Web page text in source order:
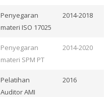
Penyegaran
materi ISO 17025
2014-2018
Penyegaran
materi SPM PT
2014-2020
Pelatihan
Auditor AMI
2016